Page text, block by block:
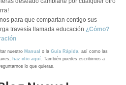
para que compartan contigo sus
travesía llamada educación ¿Cómo?
nuestro Manual o la Guía Rápida, así como las
haz clic aquí. También puedes escribirnos a
lo que quieras.